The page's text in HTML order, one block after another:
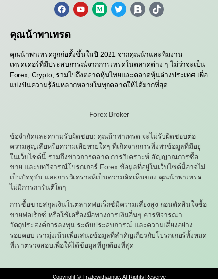
คุณน้าพาเทรด
คุณน้าพาเทรดถูกก่อตั้งขึ้นในปี 2021 จากคุณน้าและทีมงาน
เทรดเดอร์ที่มีประสบการณ์จากการเทรดในตลาดต่าง ๆ ไม่ว่าจะเป็น
Forex, Crypto, รวมไปถึงตลาดหุ้นไทยและตลาดหุ้นต่างประเทศ เพื่อ
แบ่งปันความรู้อันหลากหลายในทุกตลาดให้ได้มากที่สุด
Forex Broker
ข้อจำกัดและความรับผิดชอบ: คุณน้าพาเทรด จะไม่รับผิดชอบต่อ
ความสูญเสียหรือความเสียหายใดๆ ที่เกิดจากการพึ่งพาข้อมูลที่มีอยู่
ในเว็บไซต์นี้ รวมถึงข่าวการตลาด การวิเคราะห์ สัญญาณการซื้อ
ขาย และบทวิจารณ์โบรกเกอร์ Forex ข้อมูลที่อยู่ในเว็บไซต์นี้อาจไม่
เป็นปัจจุบัน และการวิเคราะห์เป็นความคิดเห็นของ คุณน้าพาเทรด
ไม่มีการการันตีใดๆ
การซื้อขายสกุลเงินในตลาดฟอเร็กซ์มีความเสี่ยงสูง ก่อนตัดสินใจซื้อ
ขายฟอเร็กซ์ หรือใช้เครื่องมือทางการเงินอื่นๆ ควรพิจารณา
วัตถุประสงค์การลงทุน ระดับประสบการณ์ และความเสี่ยงอย่าง
รอบคอบ เรามุ่งเน้นเพื่อเสนอข้อมูลที่สำคัญเกี่ยวกับโบรกเกอร์ทั้งหมด
ที่เราตรวจสอบเพื่อให้ได้ข้อมูลที่ถูกต้องที่สุด
Copyright © Tradewithauntie. All Rights Reserve